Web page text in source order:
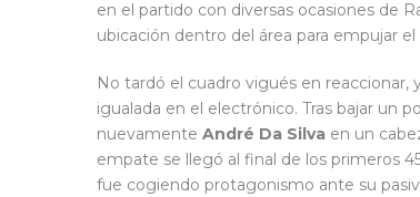
en el partido con diversas ocasiones de
ubicación dentro del área para empujar
No tardó el cuadro vigués en
igualada en el electrónico. Tras bajar un
nuevamente André Da Silva en un
empate se llegó al final de los primeros
fue cogiendo protagonismo ante su